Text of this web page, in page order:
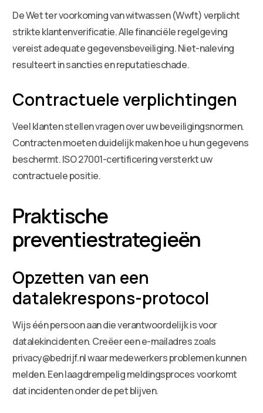
De Wet ter voorkoming van witwassen (Wwft) verplicht
strikte klantenverificatie. Alle financiële regelgeving
vereist adequate gegevensbeveiliging. Niet-naleving
resulteert in sancties en reputatieschade.
Contractuele verplichtingen
Veel klanten stellen vragen over uw beveiligingsnormen.
Contracten moeten duidelijk maken hoe u hun gegevens
beschermt. ISO 27001-certificering versterkt uw
contractuele positie.
Praktische
preventiestrategieën
Opzetten van een
datalekrespons-protocol
Wijs één persoon aan die verantwoordelijk is voor
datalekincidenten. Creëer een e-mailadres zoals
privacy@bedrijf.nl waar medewerkers problemen kunnen
melden. Een laagdrempelig meldingsproces voorkomt
dat incidenten onder de pet blijven.